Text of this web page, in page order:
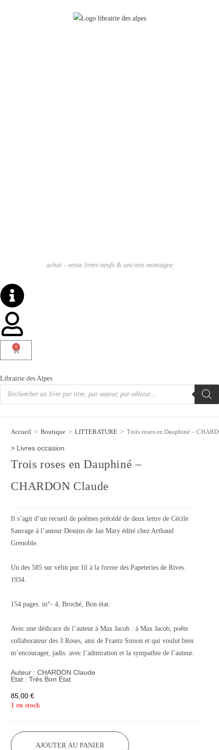
achat - vente livres neufs & anciens montagne
0
Librairie des Alpes
Accueil > Boutique > LITTERATURE > Trois roses en Dauphiné –
> Livres occasion
Trois roses en Dauphiné –
CHARDON Claude
Il s’agit d’un recueil de poêmes précédé de deux lettre de Cécile
Sauvage à l’auteur Dessins de Jan Mary édité chez Arthaud
Grenoble.
Un des 585 sur vélin pur fil à la forme des Papeteries de Rives.
1934.
154 pages. in°- 4, Broché, Bon état.
Avec une dédicace de l’auteur à Max Jacob : à Max Jacob, poête
collaborateur des 3 Roses, ami de Frantz Simon et qui voulut bien
m’encourager, jadis. avec l’admiration et la sympathie de l’auteur.
Auteur :CHARDON Claude
Etat :Très Bon État
85,00€
1 en stock
AJOUTER AU PANIER